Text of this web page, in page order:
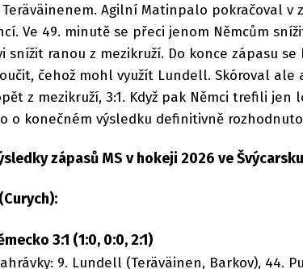
Agilní Matinpalo pokračoval v
Ve 49. minutě se přeci jenom Němcům
snížit ranou z mezikruží. Do konce zápasu se
čehož mohl využít Lundell. Skóroval ale
z mezikruží, 3:1. Když pak Němci trefili jen
o konečném výsledku definitivně
zápasů MS v hokeji 2026 ve
3:1 (1:0, 0:0, 2:1)
9. Lundell (Teräväinen, Barkov), 44.